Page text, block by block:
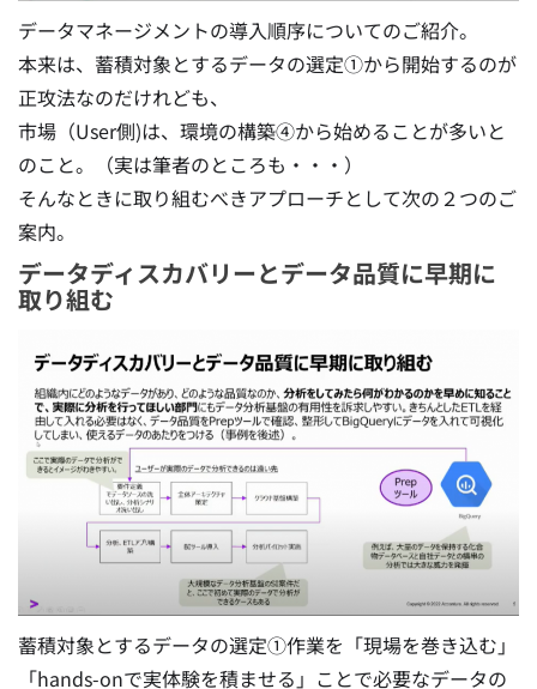
データマネージメントの導入順序についてのご紹介。
本来は、蓄積対象とするデータの選定①から開始するのが
正攻法なのだけれども、
市場（User側)は、環境の構築④から始めることが多いと
のこと。（実は筆者のところも・・・）
そんなときに取り組むべきアプローチとして次の２つのご
案内。
データディスカバリーとデータ品質に早期に
取り組む
蓄積対象とするデータの選定①作業を「現場を巻き込む」
「hands-onで実体験を積ませる」ことで必要なデータの